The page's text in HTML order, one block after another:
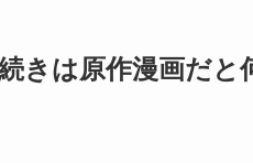
きは原作漫画だと